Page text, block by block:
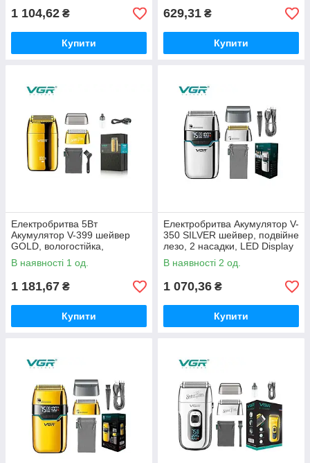
1 104,62 ₴
Купити
629,31 ₴
Купити
Електробритва 5Вт
Акумулятор V-399 шейвер
GOLD, вологостійка,
додаткова насадка, LED
Display, металева ТМ VGR
В наявності 1 од.
1 181,67 ₴
Купити
Електробритва Акумулятор V-
350 SILVER шейвер, подвійне
лезо, 2 насадки, LED Display
ТМ VGR
В наявності 2 од.
1 070,36 ₴
Купити